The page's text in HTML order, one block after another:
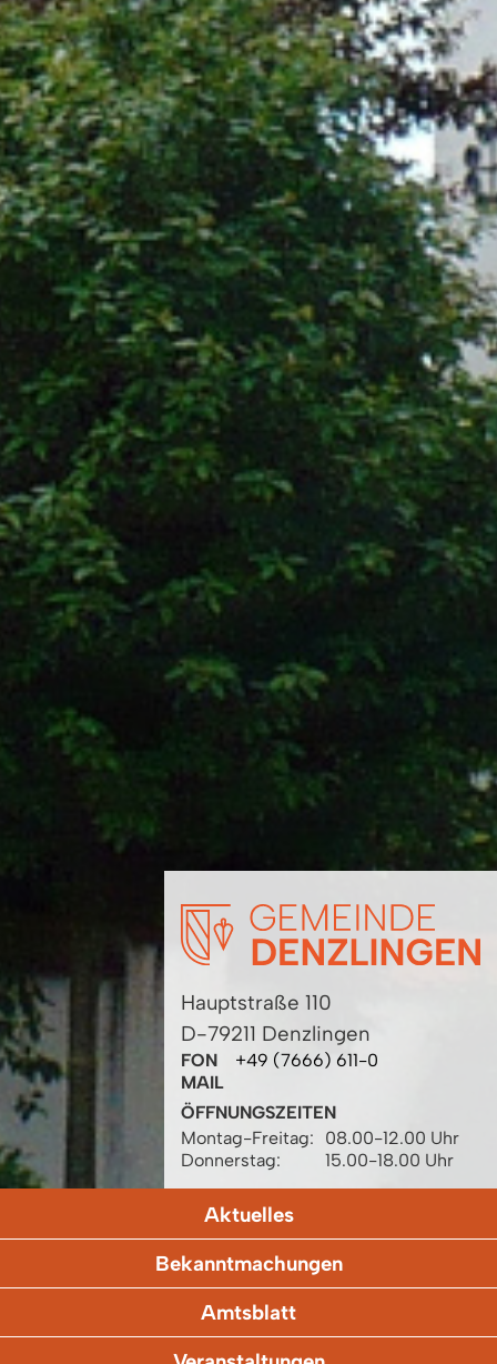
Hauptstraße 110
D-79211 Denzlingen
FON
+49 (7666) 611-0
MAIL
ÖFFNUNGSZEITEN
Montag-Freitag:
08.00-12.00 Uhr
Donnerstag:
15.00-18.00 Uhr
Aktuelles
Bekanntmachungen
Amtsblatt